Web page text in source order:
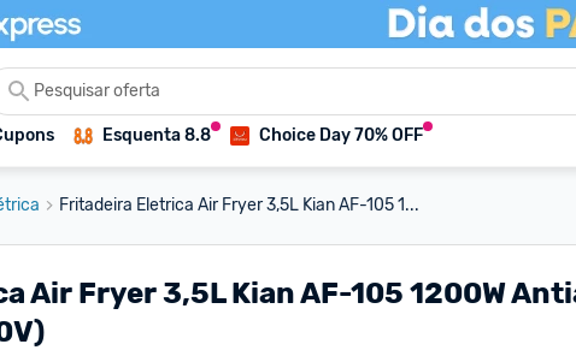
Esquenta 8.8 Choice Day 70% OFF
Fritadeira Eletrica Air Fryer 3,5L Kian AF-105 1...
Air Fryer 3,5L Kian AF-105 1200W